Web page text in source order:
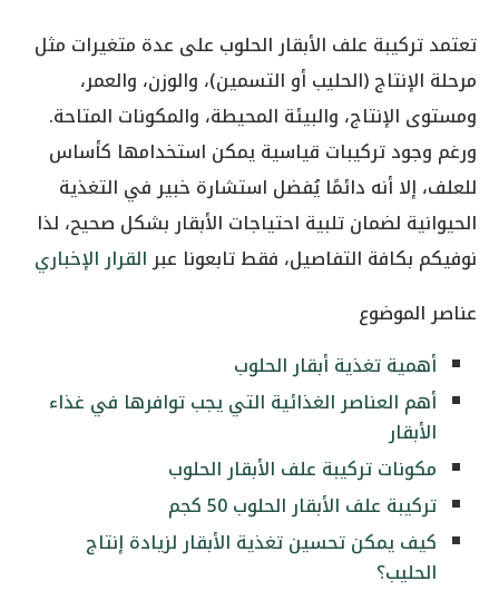
تعتمد تركيبة علف الأبقار الحلوب على عدة متغيرات مثل
مرحلة الإنتاج (الحليب أو التسمين)، والوزن، والعمر،
ومستوى الإنتاج، والبيئة المحيطة، والمكونات المتاحة.
ورغم وجود تركيبات قياسية يمكن استخدامها كأساس
للعلف، إلا أنه دائمًا يُفضل استشارة خبير في التغذية
الحيوانية لضمان تلبية احتياجات الأبقار بشكل صحيح، لذا
نوفيكم بكافة التفاصيل، فقط تابعونا عبرالقرار الإخباري
عناصر الموضوع
أهمية تغذية أبقار الحلوب
أهم العناصر الغذائية التي يجب توافرها في غذاء
الأبقار
مكونات تركيبة علف الأبقار الحلوب
تركيبة علف الأبقار الحلوب 50 كجم
كيف يمكن تحسين تغذية الأبقار لزيادة إنتاج
الحليب؟